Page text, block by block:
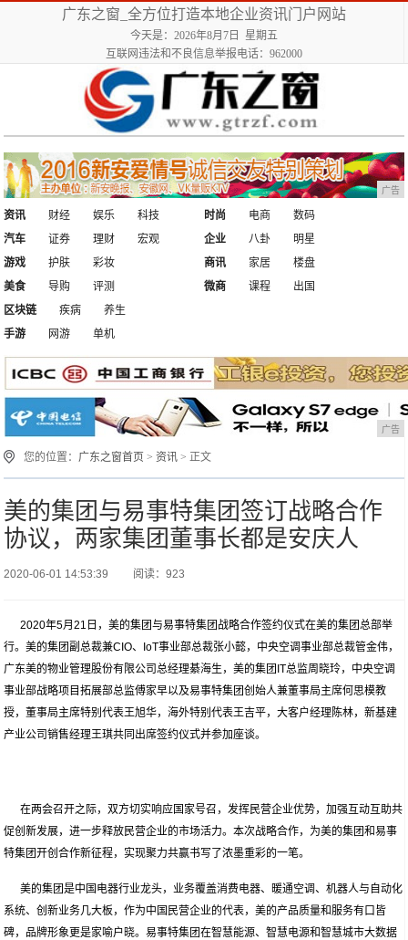
广东之窗_全方位打造本地企业资讯门户网站
今天是：2026年8月7日 星期五
互联网违法和不良信息举报电话：962000
广告
资讯 财经 娱乐
科技
汽车
证券 理财 宏观
时尚 电商
数码
企业
八卦
明星
游戏
护肤
彩妆
美食
导购 评测
商讯 家居
楼盘
微商
课程
出国
区块链
疾病
养生
手游
网游 单机
广告
您的位置： 广东之窗首页 >资讯 > 正文
美的集团与易事特集团签订战略合作
协议，两家集团董事长都是安庆人
2020-06-01 14:53:39 阅读：923
2020年5月21日，美的集团与易事特集团战略合作签约仪式在美的集团总部举
行。美的集团副总裁兼CIO、IoT事业部总裁张小懿，中央空调事业部总裁管金伟，
广东美的物业管理股份有限公司总经理綦海生，美的集团IT总监周晓玲，中央空调
事业部战略项目拓展部总监傅家早以及易事特集团创始人兼董事局主席何思模教
授，董事局主席特别代表王旭华，海外特别代表王吉平，大客户经理陈林，新基建
产业公司销售经理王琪共同出席签约仪式并参加座谈。
在两会召开之际，双方切实响应国家号召，发挥民营企业优势，加强互动互助共
促创新发展，进一步释放民营企业的市场活力。本次战略合作，为美的集团和易事
特集团开创合作新征程，实现聚力共赢书写了浓墨重彩的一笔。
美的集团是中国电器行业龙头，业务覆盖消费电器、暖通空调、机器人与自动化
系统、创新业务几大板，作为中国民营企业的代表，美的产品质量和服务有口皆
碑，品牌形象更是家喻户晓。易事特集团在智慧能源、智慧电源和智慧城市大数据